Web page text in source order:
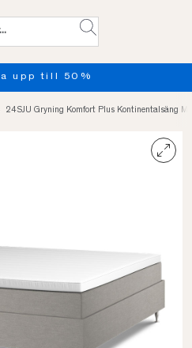
Provsov upp till 100
24SJU Gryning Komfort Plus Kontinentalsäng